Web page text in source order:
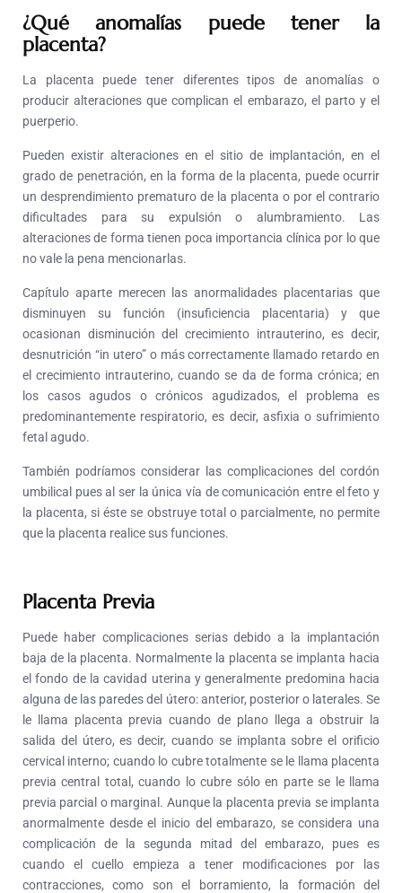
¿Qué anomalías puede tener la
placenta?
La placenta puede tener diferentes tipos de anomalías o
producir alteraciones que complican el embarazo, el parto y el
puerperio.
Pueden existir alteraciones en el sitio de implantación, en el
grado de penetración, en la forma de la placenta, puede ocurrir
un desprendimiento prematuro de la placenta o por el contrario
dificultades para su expulsión o alumbramiento. Las
alteraciones de forma tienen poca importancia clínica por lo que
no vale la pena mencionarlas.
Capítulo aparte merecen las anormalidades placentarias que
disminuyen su función (insuficiencia placentaria) y que
ocasionan disminución del crecimiento intrauterino, es decir,
desnutrición “in utero” o más correctamente llamado retardo en
el crecimiento intrauterino, cuando se da de forma crónica; en
los casos agudos o crónicos agudizados, el problema es
predominantemente respiratorio, es decir, asfixia o sufrimiento
fetal agudo.
También podríamos considerar las complicaciones del cordón
umbilical pues al ser la única vía de comunicación entre el feto y
la placenta, si éste se obstruye total o parcialmente, no permite
que la placenta realice sus funciones.
Placenta Previa
Puede haber complicaciones serias debido a la implantación
baja de la placenta. Normalmente la placenta se implanta hacia
el fondo de la cavidad uterina y generalmente predomina hacia
alguna de las paredes del útero: anterior, posterior o laterales. Se
le llama placenta previa cuando de plano llega a obstruir la
salida del útero, es decir, cuando se implanta sobre el orificio
cervical interno; cuando lo cubre totalmente se le llama placenta
previa central total, cuando lo cubre sólo en parte se le llama
previa parcial o marginal. Aunque la placenta previa se implanta
anormalmente desde el inicio del embarazo, se considera una
complicación de la segunda mitad del embarazo, pues es
cuando el cuello empieza a tener modificaciones por las
contracciones, como son el borramiento, la formación del